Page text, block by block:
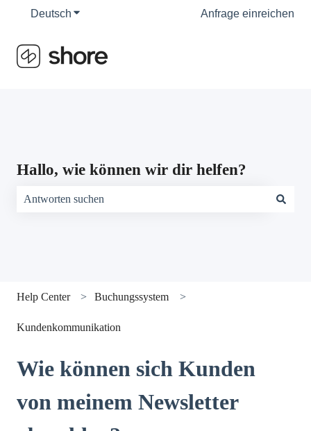
Deutsch Untermenü für Übersetzungen anzeigen
Anfrage einreichen
Hallo, wie können wir dir helfen?
Help Center Buchungssystem
Kundenkommunikation
Wie können sich Kunden
von meinem Newsletter